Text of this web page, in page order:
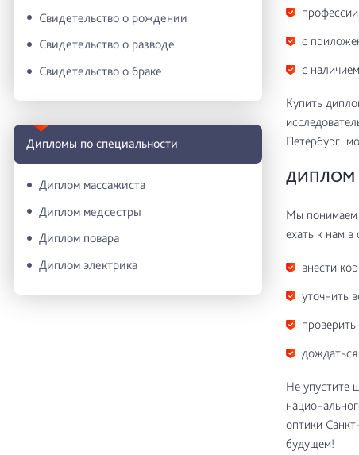
Свидетельство о рождении
Свидетельство о разводе
Свидетельство о браке
Дипломы по специальности
Диплом массажиста
Диплом медсестры
Диплом повара
Диплом электрика
с
с
Купить
Петербург
ДИПЛОМ
Мы понимаем
ехать к нам в
внести
уточнить
дождаться
Не упустите
оптики
будущем!